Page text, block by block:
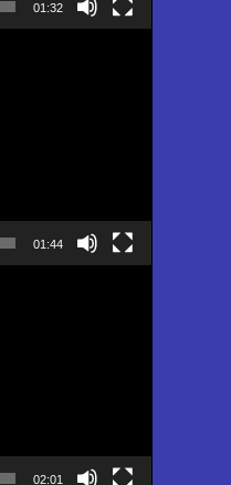
01:32
01:44
02:01